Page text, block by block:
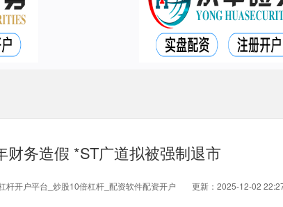
财务造假 *ST广道拟被强制退市
杆开户平台_炒股10倍杠杆_配资软件配资开户 更新：2025-12-02